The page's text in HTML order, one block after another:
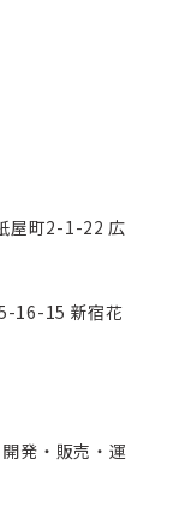
屋町2-1-22 広
15 新宿花
発・販売・運